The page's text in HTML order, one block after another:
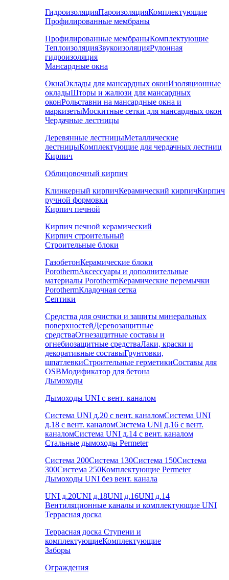
ГидроизоляцияПароизоляцияКомплектующие
Профилированные мембраны
Профилированные мембраныКомплектующие
ТеплоизоляцияЗвукоизоляцияРулонная
гидроизоляция
Мансардные окна
ОкнаОклады для мансардных оконИзоляционные
окладыШторы и жалюзи для мансардных
оконРольставни на мансардные окна и
маркизетыМоскитные сетки для мансардных окон
Чердачные лестницы
Деревянные лестницыМеталлические
лестницыКомплектующие для чердачных лестниц
Кирпич
Облицовочный кирпич
Клинкерный кирпичКерамический кирпичКирпич
ручной формовки
Кирпич печной
Кирпич печной керамический
Кирпич строительный
Строительные блоки
ГазобетонКерамические блоки
PorothermАксессуары и дополнительные
материалы PorothermКерамические перемычки
PorothermКладочная сетка
Септики
Средства для очистки и защиты минеральных
поверхностейДеревозащитные
средстваОгнезащитные составы и
огнебиозащитные средстваЛаки, краски и
декоративные составыГрунтовки,
шпатлевкиСтроительные герметикиСоставы для
OSBМодификатор для бетона
Дымоходы
Дымоходы UNI с вент. каналом
Система UNI д.20 с вент. каналомСистема UNI
д.18 с вент. каналомСистема UNI д.16 с вент.
каналомСистема UNI д.14 с вент. каналом
Стальные дымоходы Permeter
Система 200Система 130Система 150Система
300Система 250Комплектующие Permeter
Дымоходы UNI без вент. канала
UNI д.20UNI д.18UNI д.16UNI д.14
Вентиляционные каналы и комплектующие UNI
Террасная доска
Террасная доска Ступени и
комплектующиеКомплектующие
Заборы
Ограждения